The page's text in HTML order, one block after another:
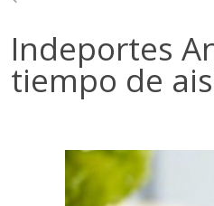
Indeportes
tiempo de